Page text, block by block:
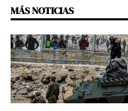
MÁS NOTICIAS